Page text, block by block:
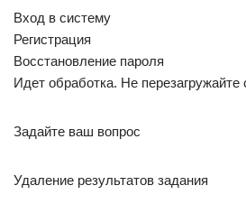
Вход в систему
Регистрация
Восстановление пароля
Идет обработка. Не перезагружайте
Задайте ваш вопрос
Удаление результатов задания